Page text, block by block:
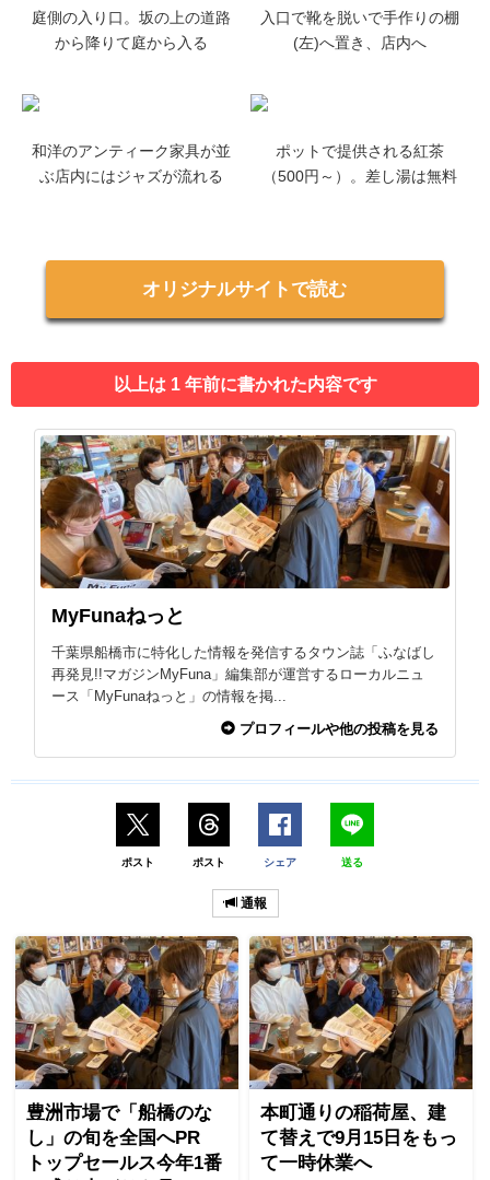
庭側の入り口。坂の上の道路
から降りて庭から入る
入口で靴を脱いで手作りの棚
(左)へ置き、店内へ
和洋のアンティーク家具が並
ぶ店内にはジャズが流れる
ポットで提供される紅茶
（500円～）。差し湯は無料
オリジナルサイトで読む
以上は 1 年前に書かれた内容です
MyFunaねっと
千葉県船橋市に特化した情報を発信するタウン誌「ふなばし
再発見!!マガジンMyFuna」編集部が運営するローカルニュ
ース「MyFunaねっと」の情報を掲...
プロフィールや他の投稿を見る
ポスト ポスト シェア 送る
通報
豊洲市場で「船橋のな
し」の旬を全国へPR
トップセールス今年1番
本町通りの稲荷屋、建
て替えで9月15日をもっ
て一時休業へ